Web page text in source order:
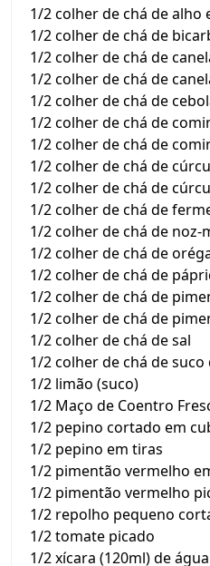
1/2 colher de chá de alho
1/2 colher de chá de
1/2 colher de chá de
1/2 colher de chá de
1/2 colher de chá de
1/2 colher de chá de
1/2 colher de chá de
1/2 colher de chá de
1/2 colher de chá de
1/2 colher de chá de
1/2 colher de chá de noz-
1/2 colher de chá de
1/2 colher de chá de
1/2 colher de chá de
1/2 colher de chá de
1/2 colher de chá de sal
1/2 colher de chá de
1/2 limão (suco)
1/2 Maço de Coentro
1/2 pepino cortado em
1/2 pepino em tiras
1/2 pimentão vermelho
1/2 pimentão vermelho
1/2 repolho pequeno
1/2 tomate picado
1/2 xícara (120ml) de água